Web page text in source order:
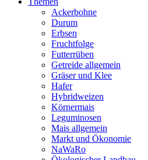
Ackerbohne
Durum
Erbsen
Fruchtfolge
Futterrüben
Getreide allgemein
Gräser und Klee
Hafer
Hybridweizen
Körnermais
Leguminosen
Mais allgemein
Markt und Ökonomie
NaWaRo